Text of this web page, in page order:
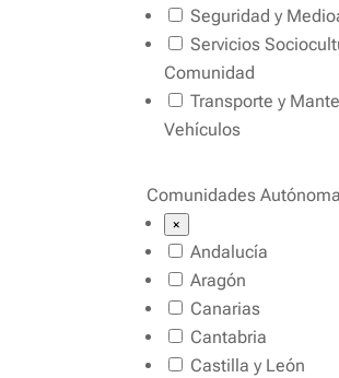
Seguridad y
Servicios
Comunidad
Transporte y
Vehículos
Comunidades
×
Andalucía
Aragón
Canarias
Cantabria
Castilla y León